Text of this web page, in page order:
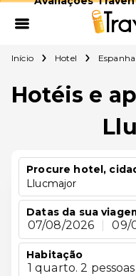
Início Hotel Espanha
Hotéis e
Procure hotel,
Llucmajor
Datas da sua
07/08/2026 09/
Habitação
1 quarto. 2 pessoas